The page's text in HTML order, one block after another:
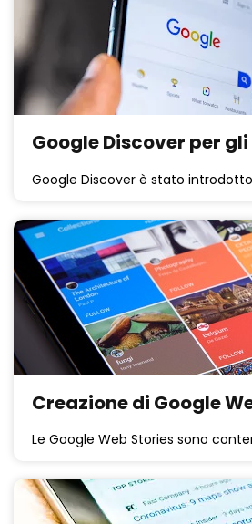
Google Discover per
Google Discover è stato
Creazione di Google
Le Google Web Stories sono